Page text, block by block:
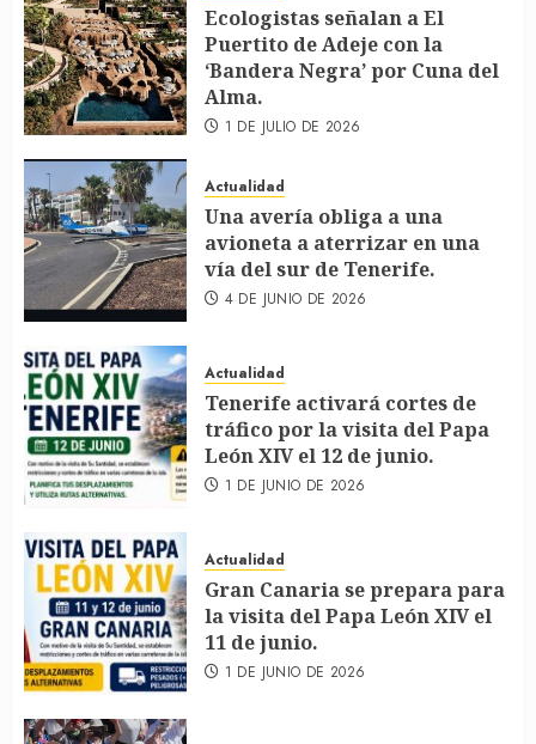
Ecologistas señalan a El
Puertito de Adeje con la
‘Bandera Negra’ por Cuna del
Alma.
1 DE JULIO DE 2026
Actualidad
Una avería obliga a una
avioneta a aterrizar en una
vía del sur de Tenerife.
4 DE JUNIO DE 2026
Actualidad
Tenerife activará cortes de
tráfico por la visita del Papa
León XIV el 12 de junio.
1 DE JUNIO DE 2026
Actualidad
Gran Canaria se prepara para
la visita del Papa León XIV el
11 de junio.
1 DE JUNIO DE 2026